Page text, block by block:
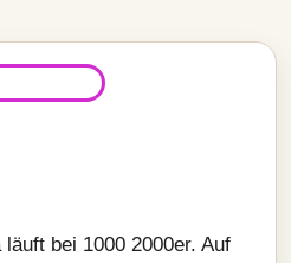
läuft bei 1000 2000er. Auf